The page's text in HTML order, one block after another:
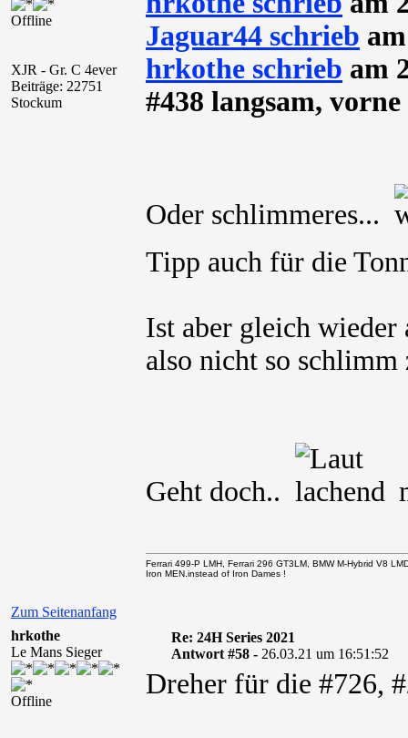
Offline
XJR - Gr. C 4ever
Beiträge: 22751
Stockum
Jaguar44 schrieb
hrkothe schrieb am
#438 langsam,
Oder schlimmeres...
Tipp auch für die
Ist aber gleich wieder
also nicht so schlimm
Geht doch..
Zum Seitenanfang
Ferrari 499-P LMH, Ferrari 296 GT3LM, BMW M-Hybrid V8
Iron MEN.instead of Iron Dames !
hrkothe
Le Mans Sieger
Offline
Re: 24H Series 2021
Antwort #58 - 26.03.21 um 16:51:52
Dreher für die #726,